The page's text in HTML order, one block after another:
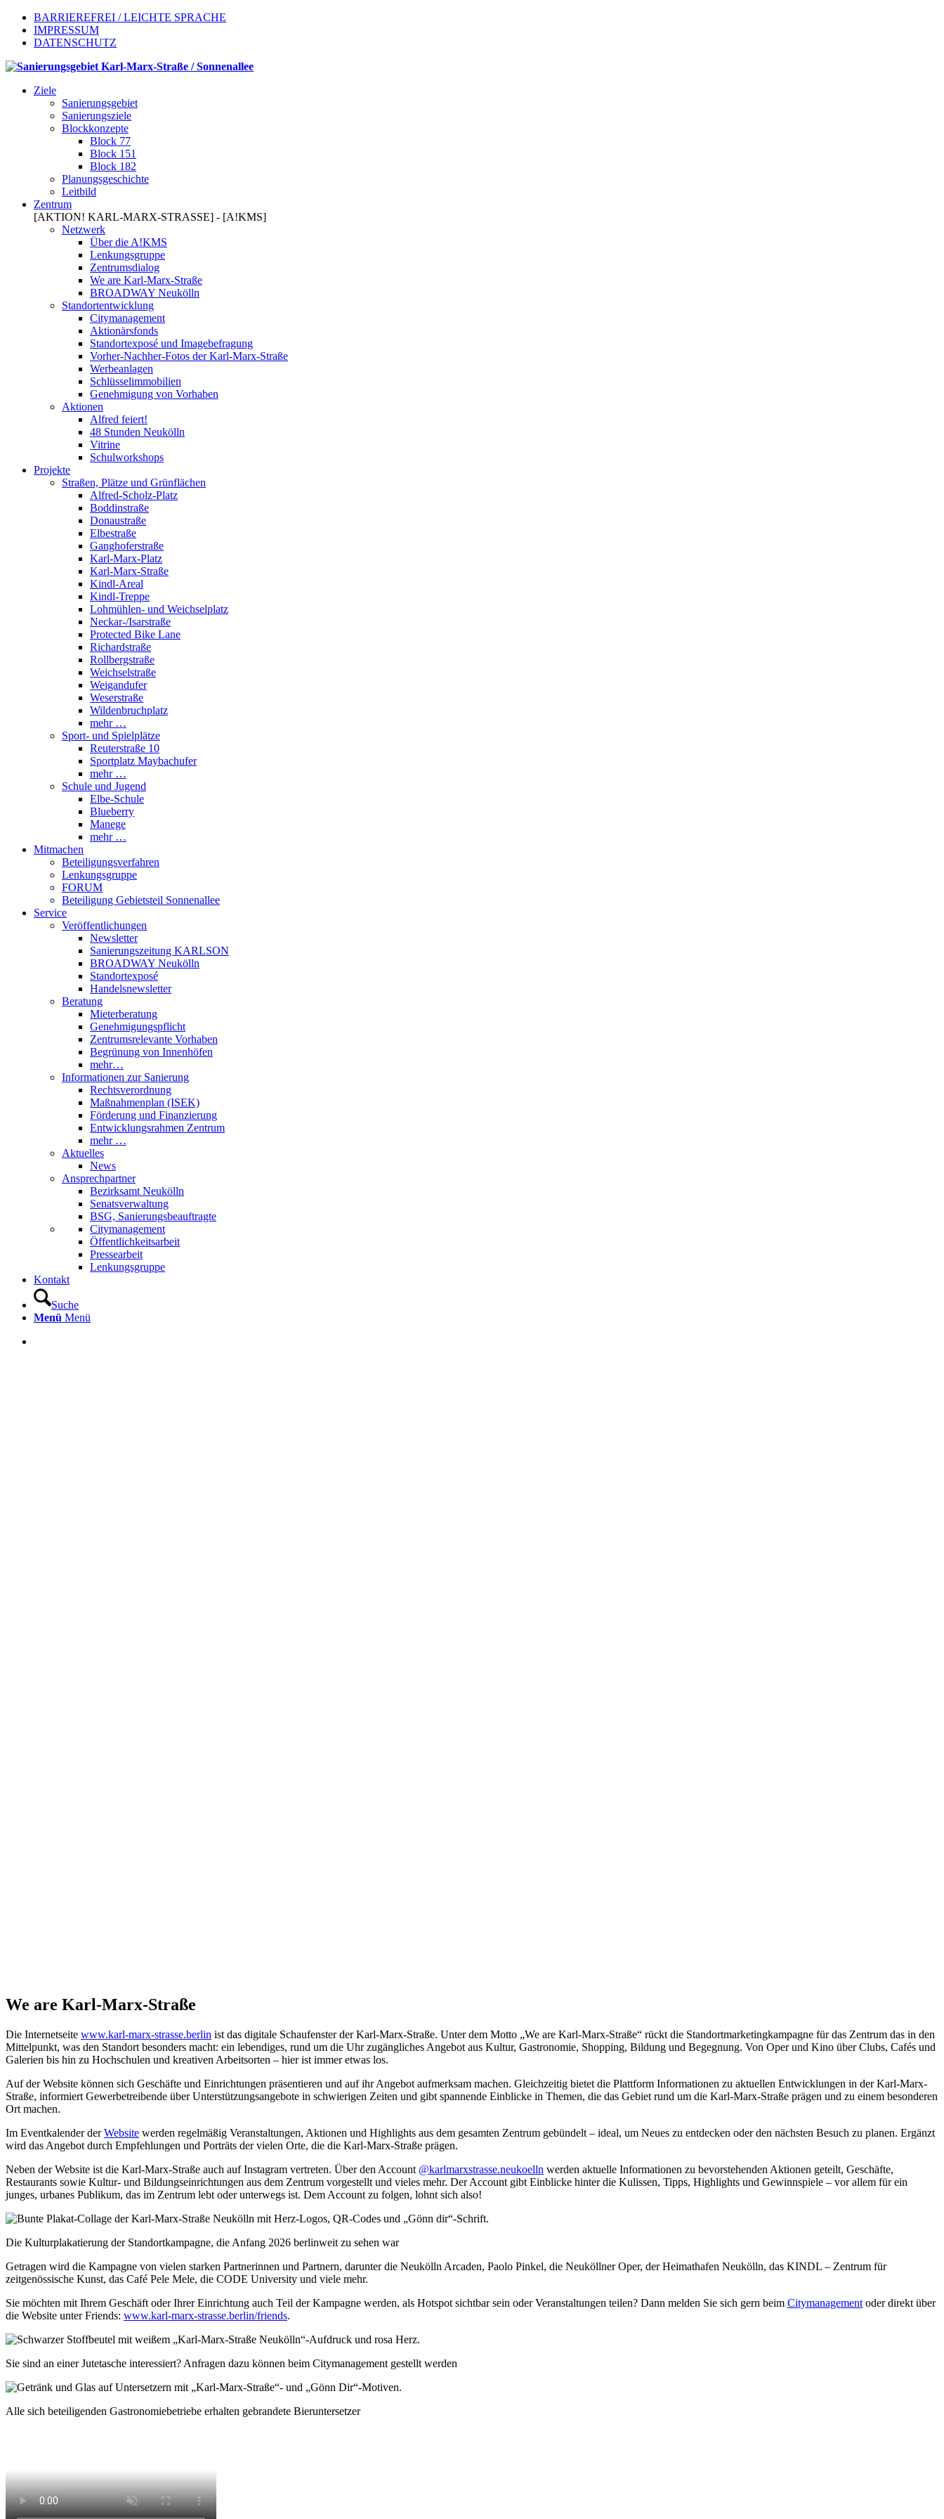
BARRIEREFREI / LEICHTE SPRACHE
IMPRESSUM
DATENSCHUTZ
Ziele
Sanierungsgebiet
Sanierungsziele
Blockkonzepte
Block 77
Block 151
Block 182
Planungsgeschichte
Leitbild
Zentrum
[AKTION! KARL-MARX-STRASSE] - [A!KMS]
Netzwerk
Über die A!KMS
Lenkungsgruppe
Zentrumsdialog
We are Karl-Marx-Straße
BROADWAY Neukölln
Standortentwicklung
Citymanagement
Aktionärsfonds
Standortexposé und Imagebefragung
Vorher-Nachher-Fotos der Karl-Marx-Straße
Werbeanlagen
Schlüsselimmobilien
Genehmigung von Vorhaben
Aktionen
Alfred feiert!
48 Stunden Neukölln
Vitrine
Schulworkshops
Projekte
Straßen, Plätze und Grünflächen
Alfred-Scholz-Platz
Boddinstraße
Donaustraße
Elbestraße
Ganghoferstraße
Karl-Marx-Platz
Karl-Marx-Straße
Kindl-Areal
Kindl-Treppe
Lohmühlen- und Weichselplatz
Neckar-/Isarstraße
Protected Bike Lane
Richardstraße
Rollbergstraße
Weichselstraße
Weigandufer
Weserstraße
Wildenbruchplatz
mehr …
Sport- und Spielplätze
Reuterstraße 10
Sportplatz Maybachufer
mehr …
Schule und Jugend
Elbe-Schule
Blueberry
Manege
mehr …
Mitmachen
Beteiligungsverfahren
Lenkungsgruppe
FORUM
Beteiligung Gebietsteil Sonnenallee
Service
Veröffentlichungen
Newsletter
Sanierungszeitung KARLSON
BROADWAY Neukölln
Standortexposé
Handelsnewsletter
Beratung
Mieterberatung
Genehmigungspflicht
Zentrumsrelevante Vorhaben
Begrünung von Innenhöfen
mehr…
Informationen zur Sanierung
Rechtsverordnung
Maßnahmenplan (ISEK)
Förderung und Finanzierung
Entwicklungsrahmen Zentrum
mehr …
Aktuelles
News
Ansprechpartner
Bezirksamt Neukölln
Senatsverwaltung
BSG, Sanierungsbeauftragte
Citymanagement
Öffentlichkeitsarbeit
Pressearbeit
Lenkungsgruppe
Kontakt
Suche
Menü Menü
We are Karl-Marx-Straße
Die Internetseite www.karl-marx-strasse.berlin ist das digitale Schaufenster der Karl-Marx-Straße. Unter dem Motto „We are Karl-Marx-Straße“ rückt die Standortmarketingkampagne für das Zentrum das in den
Mittelpunkt, was den Standort besonders macht: ein lebendiges, rund um die Uhr zugängliches Angebot aus Kultur, Gastronomie, Shopping, Bildung und Begegnung. Von Oper und Kino über Clubs, Cafés und
Galerien bis hin zu Hochschulen und kreativen Arbeitsorten – hier ist immer etwas los.
Auf der Website können sich Geschäfte und Einrichtungen präsentieren und auf ihr Angebot aufmerksam machen. Gleichzeitig bietet die Plattform Informationen zu aktuellen Entwicklungen in der Karl-Marx-
Straße, informiert Gewerbetreibende über Unterstützungsangebote in schwierigen Zeiten und gibt spannende Einblicke in Themen, die das Gebiet rund um die Karl-Marx-Straße prägen und zu einem besonderen
Ort machen.
Im Eventkalender derWebsite werden regelmäßig Veranstaltungen, Aktionen und Highlights aus dem gesamten Zentrum gebündelt – ideal, um Neues zu entdecken oder den nächsten Besuch zu planen. Ergänzt
wird das Angebot durch Empfehlungen und Porträts der vielen Orte, die die Karl-Marx-Straße prägen.
Neben der Website ist die Karl-Marx-Straße auch auf Instagram vertreten. Über den Account @karlmarxstrasse.neukoelln werden aktuelle Informationen zu bevorstehenden Aktionen geteilt, Geschäfte,
Restaurants sowie Kultur- und Bildungseinrichtungen aus dem Zentrum vorgestellt und vieles mehr. Der Account gibt Einblicke hinter die Kulissen, Tipps, Highlights und Gewinnspiele – vor allem für ein
junges, urbanes Publikum, das im Zentrum lebt oder unterwegs ist. Dem Account zu folgen, lohnt sich also!
Die Kulturplakatierung der Standortkampagne, die Anfang 2026 berlinweit zu sehen war
Getragen wird die Kampagne von vielen starken Partnerinnen und Partnern, darunter die Neukölln Arcaden, Paolo Pinkel, die Neuköllner Oper, der Heimathafen Neukölln, das KINDL – Zentrum für
zeitgenössische Kunst, das Café Pele Mele, die CODE University und viele mehr.
Sie möchten mit Ihrem Geschäft oder Ihrer Einrichtung auch Teil der Kampagne werden, als Hotspot sichtbar sein oder Veranstaltungen teilen? Dann melden Sie sich gern beim Citymanagement oder direkt über
die Website unter Friends: www.karl-marx-strasse.berlin/friends.
Sie sind an einer Jutetasche interessiert? Anfragen dazu können beim Citymanagement gestellt werden
Alle sich beteiligenden Gastronomiebetriebe erhalten gebrandete Bieruntersetzer